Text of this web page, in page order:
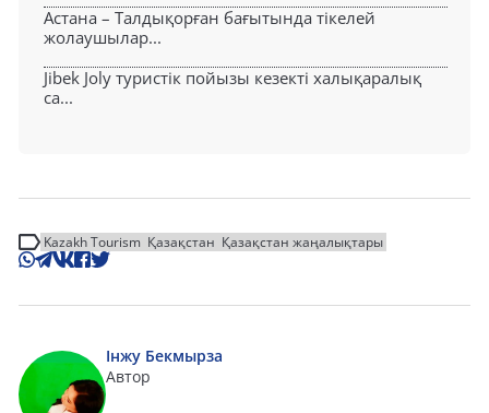
Астана – Талдықорған бағытында тікелей
жолаушылар...
Jibek Joly туристік пойызы кезекті халықаралық
са...
Kazakh Tourism Қазақстан Қазақстан жаңалықтары
Інжу Бекмырза
Автор